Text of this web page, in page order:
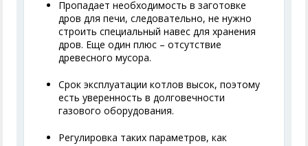
Пропадает необходимость в заготовке
дров для печи, следовательно, не нужно
строить специальный навес для хранения
дров. Еще один плюс – отсутствие
древесного мусора.
Срок эксплуатации котлов высок, поэтому
есть уверенность в долговечности
газового оборудования.
Регулировка таких параметров, как